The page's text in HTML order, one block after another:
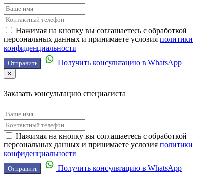
Нажимая на кнопку вы соглашаетесь с обработкой
персональных данных и принимаете условия политики
конфиденциальности
Отправить Получить консультацию в WhatsApp
×
Заказать консультацию специалиста
Нажимая на кнопку вы соглашаетесь с обработкой
персональных данных и принимаете условия политики
конфиденциальности
Отправить Получить консультацию в WhatsApp